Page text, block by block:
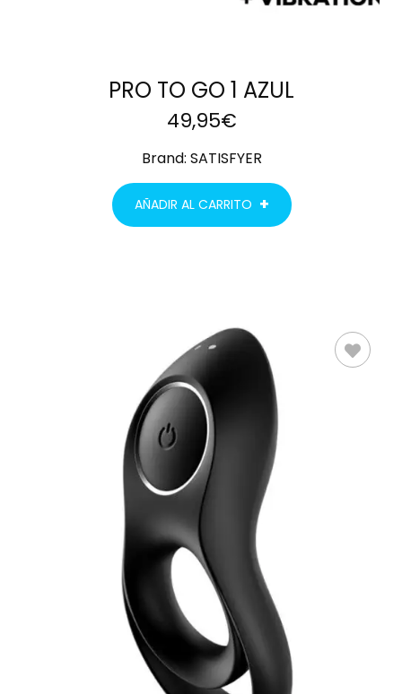
PRO TO GO 1 AZUL
49,95€
Brand: SATISFYER
AÑADIR AL CARRITO
LEER MÁS